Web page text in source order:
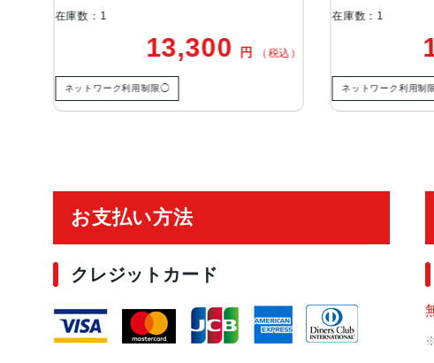
在庫数：1
13,300 円 （税込）
ネットワーク利用制限◯
在庫数：1
ネットワーク利用制
お支払い方法
クレジットカード